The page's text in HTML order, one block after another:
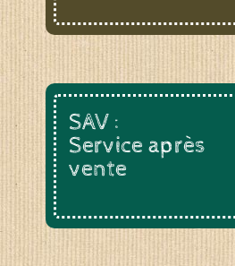
SAV :
Service après
vente